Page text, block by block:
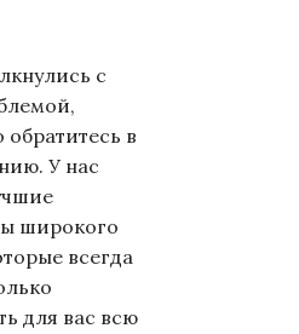
с
обратитесь в
У нас
широкого
всегда
для вас всю